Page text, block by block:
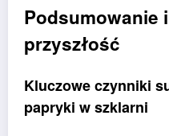
Podsumowanie
przyszłość
Kluczowe czynniki
papryki w szklarni